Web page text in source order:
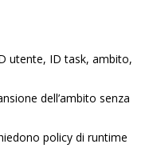
utente, ID task, ambito,
dell’ambito senza
policy di runtime